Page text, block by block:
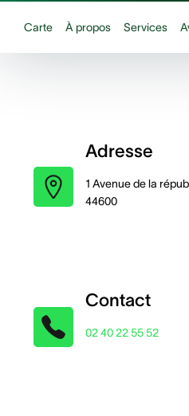
Carte À propos Services
Adresse
1 Avenue de la
44600
Contact
02 40 22 55 52